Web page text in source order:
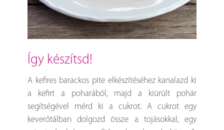
így készítsd!
A kefires barackos pite elkészítéséhez kanalazd ki
a kefirt a poharából, majd a kiürült pohár
segítségével mérd ki a cukrot. A cukrot egy
keverőtálban dolgozd össze a tojásokkal, egy